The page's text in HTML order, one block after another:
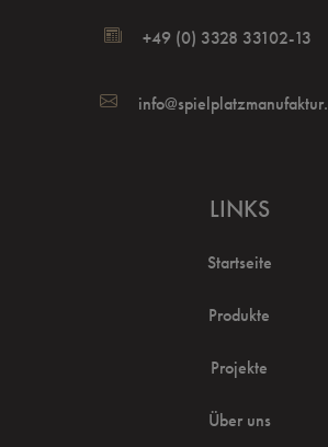
+49 (0) 3328
LINKS
Startseite
Produkte
Projekte
Über uns